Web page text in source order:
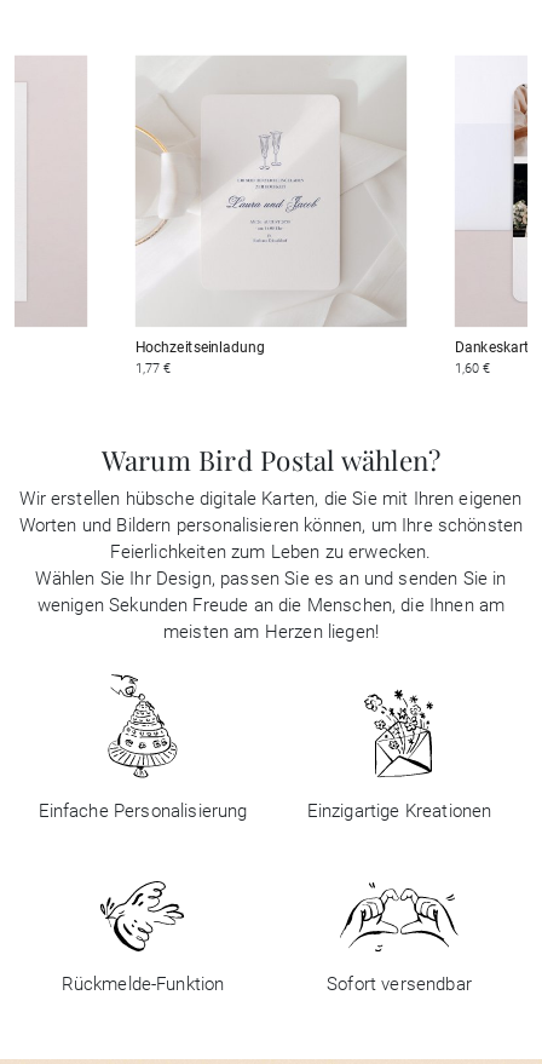
Hochzeitseinladung
1,77 € 1,60 €
Warum Bird Postal wählen?
Wir erstellen hübsche digitale Karten, die Sie mit Ihren eigenen
Worten und Bildern personalisieren können, um Ihre schönsten
Feierlichkeiten zum Leben zu erwecken.
Wählen Sie Ihr Design, passen Sie es an und senden Sie in
wenigen Sekunden Freude an die Menschen, die Ihnen am
meisten am Herzen liegen!
Einfache Personalisierung Einzigartige Kreationen
Rückmelde-Funktion Sofort versendbar